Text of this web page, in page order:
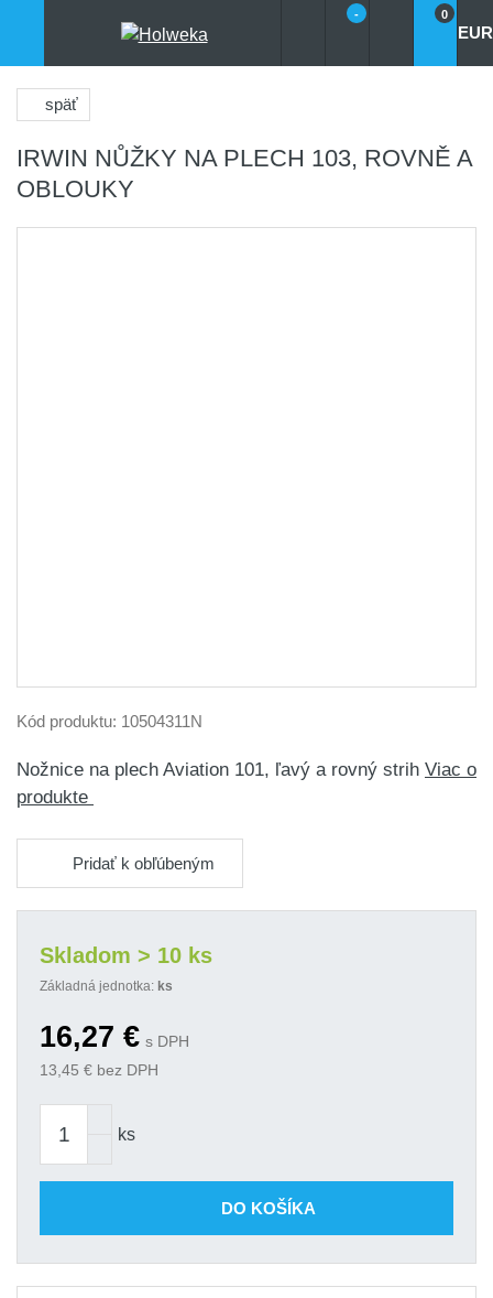
- 0
EUR
späť
IRWIN NŮŽKY NA PLECH 103, ROVNĚ A
OBLOUKY
Kód produktu: 10504311N
Nožnice na plech Aviation 101, ľavý a rovný strih Viac o
produkte
Pridať k obľúbeným
Skladom > 10 ks
Základná jednotka: ks
16,27 € s DPH
13,45 € bez DPH
ks
DO KOŠÍKA